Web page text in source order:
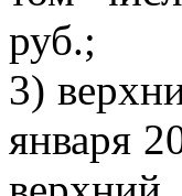
руб.;
3)
января